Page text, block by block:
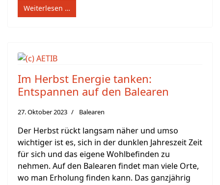
Weiterlesen …
Im Herbst Energie tanken:
Entspannen auf den Balearen
27. Oktober 2023 Balearen
Der Herbst rückt langsam näher und umso
wichtiger ist es, sich in der dunklen Jahreszeit Zeit
für sich und das eigene Wohlbefinden zu
nehmen. Auf den Balearen findet man viele Orte,
wo man Erholung finden kann. Das ganzjährig